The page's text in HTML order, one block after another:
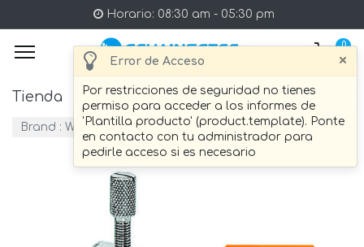
Error de Acceso ×
Por restricciones de seguridad no tienes
permiso para acceder a los informes de
'Plantilla producto' (product.template). Ponte
en contacto con tu administrador para
pedirle acceso si es necesario
Horario: 08:30 am - 05:30 pm
0
Tienda 147 artículo Encontrado.
Brand : WAGO